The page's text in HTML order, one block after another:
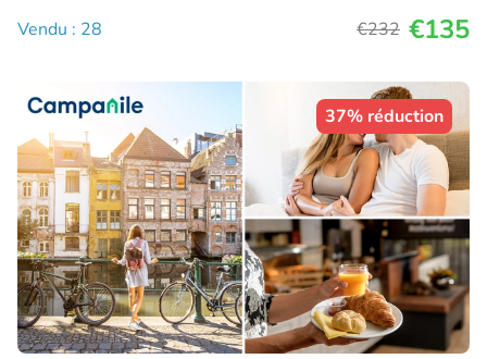
Vendu : 28
€232 €135
37% réduction